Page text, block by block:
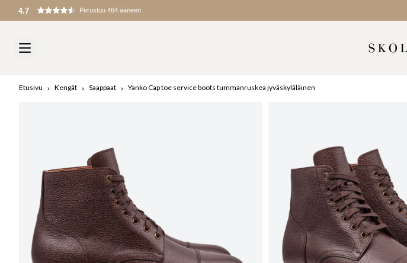
4.7 Perustuu 464 ääneen
Etusivu Kengät Saappaat Yanko Cap toe service boots tummanruskea jyväskyläläinen